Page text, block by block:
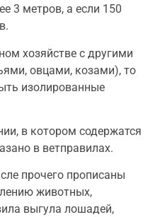
3 метров, а если 150
хозяйстве с другими
овцами, козами), то
изолированные
в котором содержатся
в ветправилах.
прочего прописаны
животных,
выгула лошадей,